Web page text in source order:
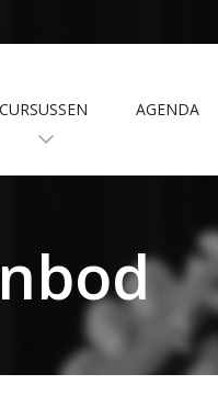
CURSUSSEN AGENDA